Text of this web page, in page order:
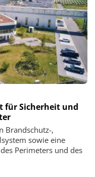
für Sicherheit und
Brandschutz-,
sowie eine
Perimeters und des